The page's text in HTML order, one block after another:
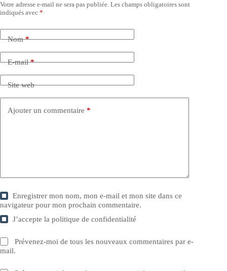
Votre adresse e-mail ne sera pas publiée. Les champs obligatoires sont
indiqués avec *
Nom*
E-mail*
Site web
Ajouter un commentaire *
Enregistrer mon nom, mon e-mail et mon site dans ce
navigateur pour mon prochain commentaire.
J’accepte lapolitique de confidentialité
Prévenez-moi de tous les nouveaux commentaires par e-
mail.